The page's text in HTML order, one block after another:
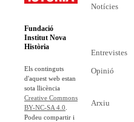
Fundació
Institut Nova
Història
Els continguts
d'aquest web estan
sota llicència
Creative Commons
BY-NC-SA 4.0
Podeu compartir i
Notícies
Entrevistes
Opinió
Arxiu